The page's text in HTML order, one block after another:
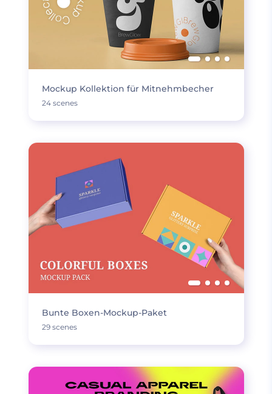
Mockup Kollektion für Mitnehmbecher
24 scenes
Bunte Boxen-Mockup-Paket
29 scenes